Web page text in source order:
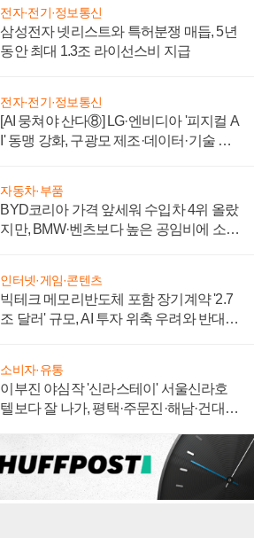
전자·전기·정보통신
삼성전자 넷리스트와 특허분쟁 매듭, 5년
동안 최대 1.3조 라이선스비 지급
전자·전기·정보통신
[AI 뭉쳐야 산다⑧] LG·엔비디아 '피지컬 A
I' 동맹 강화, 구광모 제조·데이터·기술 결
자동차·부품
BYD코리아 가격 앞세워 수입차 4위 올랐
지만, BMW·벤츠보다 높은 공임비에 소비
인터넷·게임·콘텐츠
빅테크 메모리반도체 포함 장기계약 '2.7
조 달러' 규모, AI 투자 위축 우려와 반대
소비자·유통
이부진 야심작 '신라스테이' 서울신라호
텔보다 잘 나가, 평택·주문진·해남·건대로